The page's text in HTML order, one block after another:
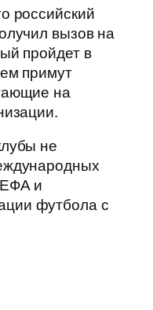
российский
вызов на
пройдет в
примут
на
не
и
футбола с